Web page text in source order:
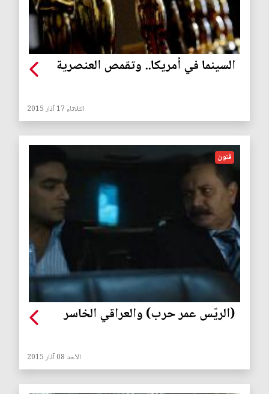
السينما في أمريكا.. وتقمص العنصرية
الثلاثاء 17 آذار 2015
فنون
(الريّس عمر حرب) والعراقي الخاسر
الأحد 08 آذار 2015